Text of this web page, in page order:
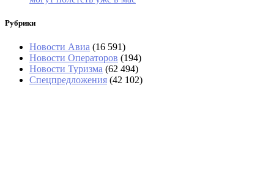
Рубрики
Новости Авиа (16 591)
Новости Операторов (194)
Новости Туризма (62 494)
Спецпредложения (42 102)